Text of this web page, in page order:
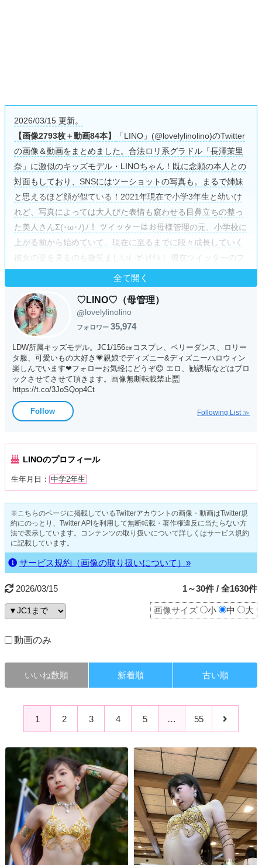
2026/03/15 更新。
【画像2793枚＋動画84本】
「LINO」(@lovelylinolino)のTwitter
の画像＆動画をまとめました。合法ロリ系グラドル「長澤茉里
奈」に激似のキッズモデル・LINOちゃん！既に念願の本人との
対面もしており、SNSにはツーショットの写真も。まるで姉妹
と思えるほど顔が似ている！2021年現在で小学3年生と幼いけ
れど、写真によっては大人びた表情も窺わせる目鼻立ちの整っ
た美人さんΣ(･ω･ﾉ)ﾉ！ ツイッターはお母様管理の元、小学校に
上がる前から始めていて、現在に至るまでに段々成長していく
彼女の姿を見るのも微笑ましい( ·∀·)ｲｲﾈ！ 現在ツイッターのフ
ォロワー数も1万5千人に迫る勢いで、これはキッズモデル界で
はトップレベル！今後ますます超人気モデルになりそうなLINO
ちゃんの古参になるべくTwitterのフォローは絶対のオススメ
(∩゜∀｀∩)!!
全て開く
♡LINO♡（母管理）
@lovelylinolino
フォロワー 35,974
LDW所属キッズモデル。JC1/156㎝コスプレ、ベリーダンス、ロリー
タ服、可愛いもの大好き💗親娘でディズニー&ディズニーハロウィン
楽しんでいます❤フォローお気軽にどうぞ😊 エロ、勧誘垢などはブロ
ックさせてさせて頂きます。画像無断転載禁止🈲
https://t.co/3JoSQop4Ct
Follow Following List ≫
LINOのプロフィール
生年月日： 中学2年生
※こちらのページに掲載しているTwitterアカウントの画像・動画はTwitter規
約にのっとり、Twitter APIを利用して無断転載・著作権違反に当たらない方
法で表示しています。コンテンツの取り扱いについて詳しくはサービス規約
に記載しています。
サービス規約（画像の取り扱いについて）»
2026/03/15 1～30件 / 全1630件
画像サイズ 小 中 大
動画のみ
いいね数順 新着順 古い順
1 2 3 4 5 … 55